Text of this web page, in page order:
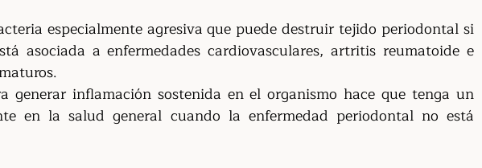
especialmente agresiva que puede destruir tejido periodontal si
asociada a enfermedades cardiovasculares, artritis reumatoide e
generar inflamación sostenida en el organismo hace que tenga un
en la salud general cuando la enfermedad periodontal no está